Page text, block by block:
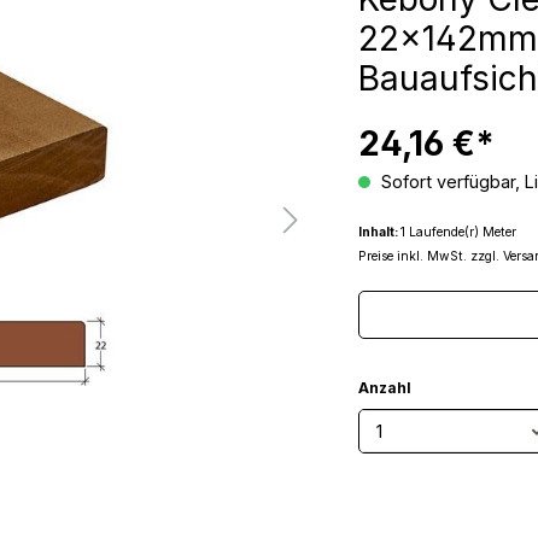
24,16 €*
Sofort verfügbar,
Inhalt:1 Laufende(r) Meter
Preise inkl. MwSt. zzgl.
Anzahl
Produkt